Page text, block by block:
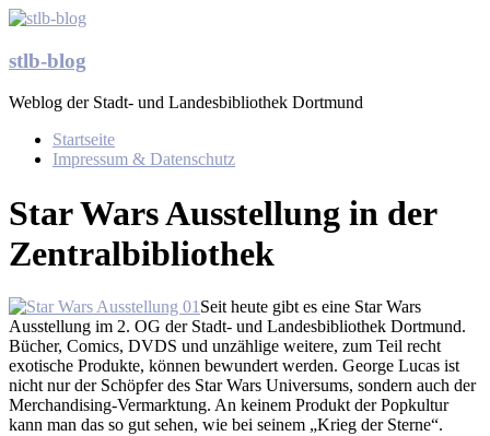
Zum
springen
stlb-blog
Weblog der Stadt- und Landesbibliothek Dortmund
Menü
Startseite
Impressum & Datenschutz
Star Wars Ausstellung in der
Zentralbibliothek
Seit heute gibt es eine Star Wars
Ausstellung im 2. OG der Stadt- und Landesbibliothek Dortmund.
Bücher, Comics, DVDS und unzählige weitere, zum Teil recht
exotische Produkte, können bewundert werden. George Lucas ist
nicht nur der Schöpfer des Star Wars Universums, sondern auch der
Merchandising-Vermarktung. An keinem Produkt der Popkultur
kann man das so gut sehen, wie bei seinem „Krieg der Sterne“.